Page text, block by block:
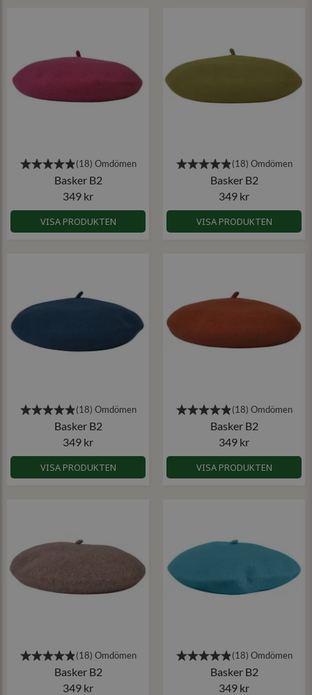
Basker B2
349 kr
VISA PRODUKTEN
Basker B2
349 kr
VISA PRODUKTEN
Basker B2
349 kr
VISA PRODUKTEN
Basker B2
349 kr
VISA PRODUKTEN
Basker B2
349 kr
Basker B2
349 kr